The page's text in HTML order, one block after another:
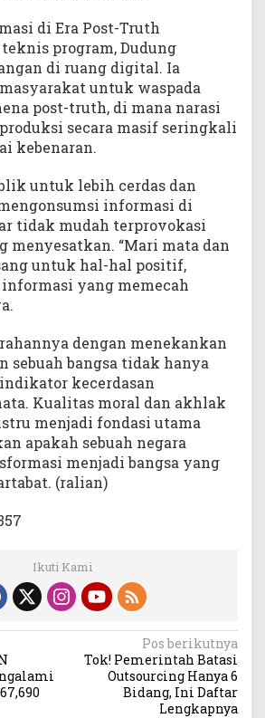
di Era Post-Truth
program, Dudung
di ruang digital. Ia
untuk waspada
post-truth, di mana narasi
secara masif seringkali
kebenaran.
untuk lebih cerdas dan
informasi di
tidak mudah terprovokasi
menyesatkan. “Mari mata dan
untuk hal-hal positif,
yang memecah
dengan menekankan
sebuah bangsa tidak hanya
kecerdasan
Kualitas moral dan akhlak
menjadi fondasi utama
apakah sebuah negara
menjadi bangsa yang
(ralian)
Ikuti Kami
Pos berikutnya
Tok! Pemerintah Batasi
Outsourcing Hanya 6
Bidang, Ini Daftar
Lengkapnya